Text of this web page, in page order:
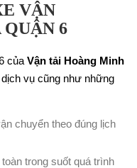
VẬN
6
của Vận tải Hoàng Minh
vụ cũng như những
chuyển theo đúng lịch
trong suốt quá trình